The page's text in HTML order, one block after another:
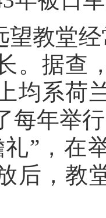
望教堂
。据查
均系荷
每年举
礼”，在
后，教